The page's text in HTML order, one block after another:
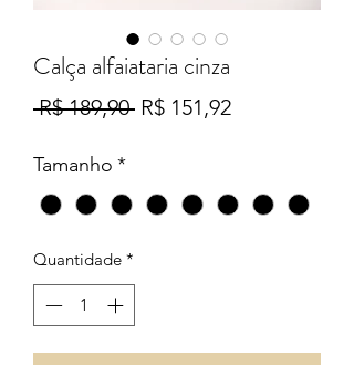
Calça alfaiataria cinza
R$ 189,90 Preço
R$ 151,92Preço
Tamanho *
Quantidade *